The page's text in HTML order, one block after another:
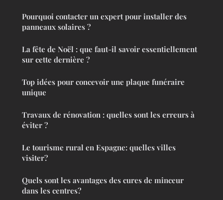
Pourquoi contacter un expert pour installer des
panneaux solaires ?
La fête de Noël : que faut-il savoir essentiellement
sur cette dernière ?
Top idées pour concevoir une plaque funéraire
unique
Travaux de rénovation : quelles sont les erreurs à
éviter ?
Le tourisme rural en Espagne: quelles villes
visiter?
Quels sont les avantages des cures de minceur
dans les centres?